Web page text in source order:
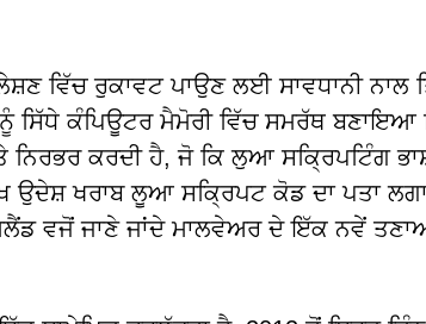
ਵਿੱਚ ਰੁਕਾਵਟ ਪਾਉਣ ਲਈ ਸਾਵਧਾਨੀ ਨਾਲ
ਨੂੰ ਸਿੱਧੇ ਕੰਪਿਊਟਰ ਮੈਮੋਰੀ ਵਿੱਚ ਸਮਰੱਥ
ਕਰਦੀ ਹੈ, ਜੋ ਕਿ ਲੁਆ ਸਕ੍ਰਿਪਟਿੰਗ
ਖਰਾਬ ਲੂਆ ਸਕ੍ਰਿਪਟ ਕੋਡ ਦਾ ਪਤਾ
ਵਜੋਂ ਜਾਣੇ ਜਾਂਦੇ ਮਾਲਵੇਅਰ ਦੇ ਇੱਕ ਨਵੇਂ